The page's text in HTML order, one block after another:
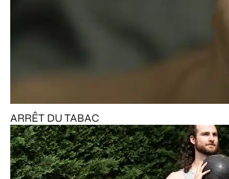
ARRÊT DU TABAC